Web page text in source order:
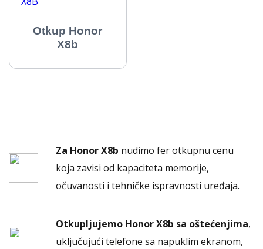
Otkup Honor
X8b
Za Honor X8b nudimo fer otkupnu cenu
koja zavisi od kapaciteta memorije,
očuvanosti i tehničke ispravnosti uređaja.
Otkupljujemo Honor X8b sa oštećenjima,
uključujući telefone sa napuklim ekranom,